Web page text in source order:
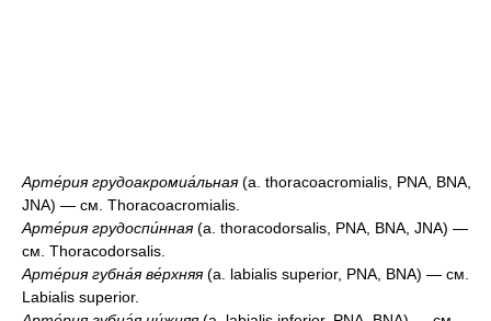
Арте́рия грудоакромиа́льная(a. thoracoacromialis, PNA, BNA,
JNA) — см. Thoracoacromialis.
Арте́рия грудоспи́нная(a. thoracodorsalis, PNA, BNA, JNA) —
см. Thoracodorsalis.
Арте́рия губна́я ве́рхняя(a. labialis superior, PNA, BNA) — см.
Labialis superior.